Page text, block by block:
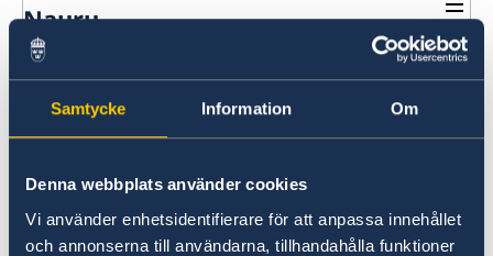
Samtycke Information Om
Denna webbplats använder cookies
Vi använder enhetsidentifierare för att anpassa innehållet
och annonserna till användarna, tillhandahålla funktioner
Nauru
Rösta i Nauru
Hjälp till svenskar i Nauru
Rösta i Nauru
Akut hjälp
Hjälp kring medborgarskap
Reseinformation
Aktuella händelser
Allmänna säkerhetsläget
Terrorism
Terrorism
Terrorism är globalt förekommande
och normal försiktighet bör iakttas
även i Nauru. Hotet om terrorism i
Nauru bedöms dock som lågt.